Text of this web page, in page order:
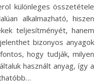
különleges összetétele
alkalmazható, hiszen
teljesítményét, hanem
bizonyos anyagok
hogy tudják, milyen
használt anyag, így a